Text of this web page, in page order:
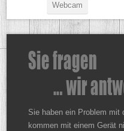
Webcam
Sie haben ein Problem mit
kommen mit einem Gerät